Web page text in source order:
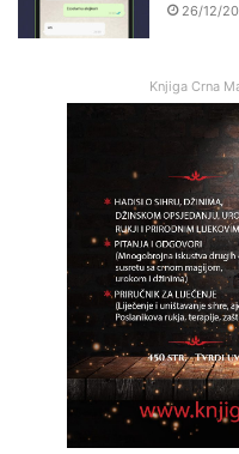
26/12/
Knjiga Crna